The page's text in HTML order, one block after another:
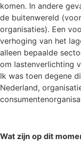
komen. In andere
de buitenwereld
organisaties). Een
verhoging van het
alleen bepaalde
om lastenverlichting
Ik was toen degene
Nederland,
Wat zijn op dit